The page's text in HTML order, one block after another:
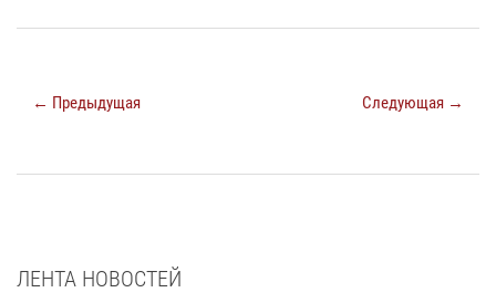
← Предыдущая Следующая →
ЛЕНТА НОВОСТЕЙ